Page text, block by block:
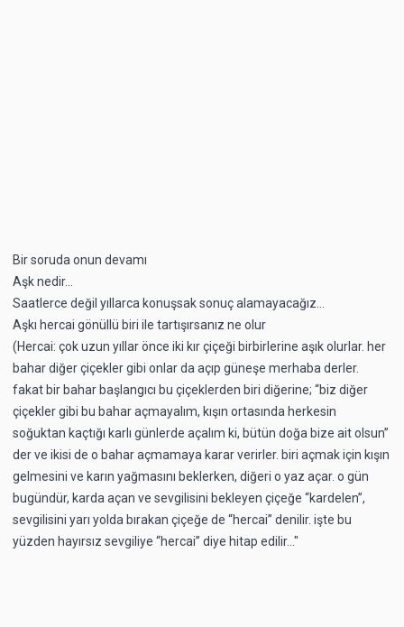
Bir soruda onun devamı
Aşk nedir...
Saatlerce değil yıllarca konuşsak sonuç alamayacağız...
Aşkı hercai gönüllü biri ile tartışırsanız ne olur
(Hercai: çok uzun yıllar önce iki kır çiçeği birbirlerine aşık olurlar. her
bahar diğer çiçekler gibi onlar da açıp güneşe merhaba derler.
fakat bir bahar başlangıcı bu çiçeklerden biri diğerine; “biz diğer
çiçekler gibi bu bahar açmayalım, kışın ortasında herkesin
soğuktan kaçtığı karlı günlerde açalım ki, bütün doğa bize ait olsun”
der ve ikisi de o bahar açmamaya karar verirler. biri açmak için kışın
gelmesini ve karın yağmasını beklerken, diğeri o yaz açar. o gün
bugündür, karda açan ve sevgilisini bekleyen çiçeğe “kardelen”,
sevgilisini yarı yolda bırakan çiçeğe de “hercai” denilir. işte bu
yüzden hayırsız sevgiliye “hercai” diye hitap edilir..."